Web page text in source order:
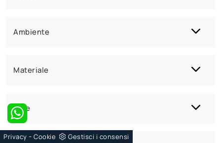
Ambiente
Materiale
Stile
Privacy - Cookie Gestisci i consensi